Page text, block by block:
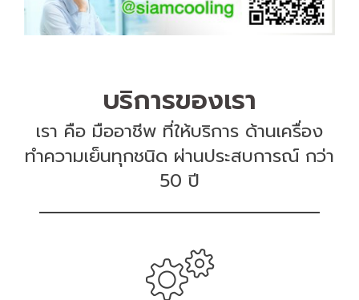
บริการของเรา
เรา คือ มืออาชีพ ที่ให้บริการ ด้านเครื่อง
ทำความเย็นทุกชนิด ผ่านประสบการณ์ กว่า
50 ปี